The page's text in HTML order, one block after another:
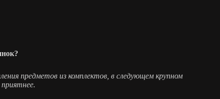
предметов из комплектов, в следующем крупном